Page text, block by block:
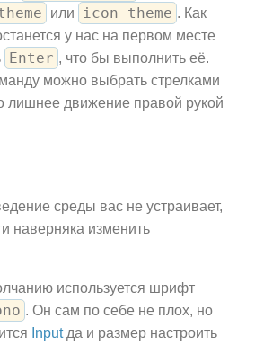
или icon theme . Как
у нас на первом месте
Enter , что бы выполнить её.
можно выбрать стрелками
лишнее движение правой рукой
среды вас не устраивает,
наверняка изменить
используется шрифт
. Он сам по себе не плох, но
Inputда и размер настроить